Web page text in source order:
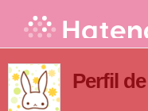
Perfil